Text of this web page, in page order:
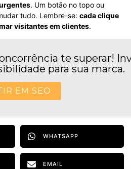
. Um botão no topo ou
tudo. Lembre-se: cada clique
visitantes em clientes.
te superar!
para sua marca.
EM SEO
WHATSAPP
EMAIL